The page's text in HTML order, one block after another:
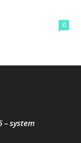
0
– system